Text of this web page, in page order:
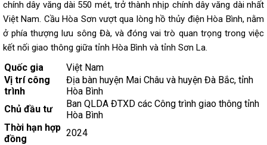
chính dây văng dài 550 mét, trở thành nhịp chính dây văng dài nhất
Việt Nam. Cầu Hòa Sơn vượt qua lòng hồ thủy điện Hòa Bình, nằm
ở phía thượng lưu sông Đà, và đóng vai trò quan trọng trong việc
kết nối giao thông giữa tỉnh Hòa Bình và tỉnh Sơn La.
Quốc gia
Việt Nam
Vị trí công
trình
Địa bàn huyện Mai Châu và huyện Đà Bắc, tỉnh
Hòa Bình
Chủ đầu tư
Ban QLDA ĐTXD các Công trình giao thông tỉnh
Hòa Bình
Thời hạn hợp
đồng
2024